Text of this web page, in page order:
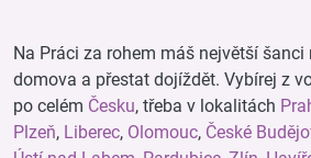
Na Práci za rohem máš největší
domova a přestat dojíždět. Vybírej z
po celém Česku, třeba v lokalitách
Plzeň, Liberec, Olomouc, České